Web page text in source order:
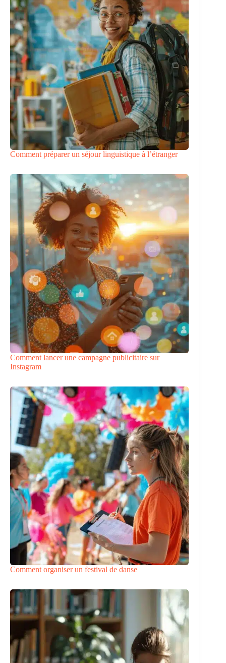
Comment préparer un séjour linguistique à l’étranger
Comment lancer une campagne publicitaire sur
Instagram
Comment organiser un festival de danse